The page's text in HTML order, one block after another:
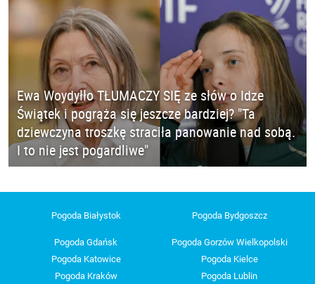
Ewa Woydyłło TŁUMACZY SIĘ ze słów o Idze
Świątek i pogrąża się jeszcze bardziej? "Ta
dziewczyna troszkę straciła panowanie nad sobą.
I to nie jest pogardliwe"
Pogoda Białystok Pogoda Bydgoszcz
Pogoda Gdańsk
Pogoda Gorzów Wielkopolski
Pogoda Katowice
Pogoda Kielce
Pogoda Kraków
Pogoda Lublin